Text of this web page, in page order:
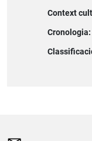
Context
Cronologia: